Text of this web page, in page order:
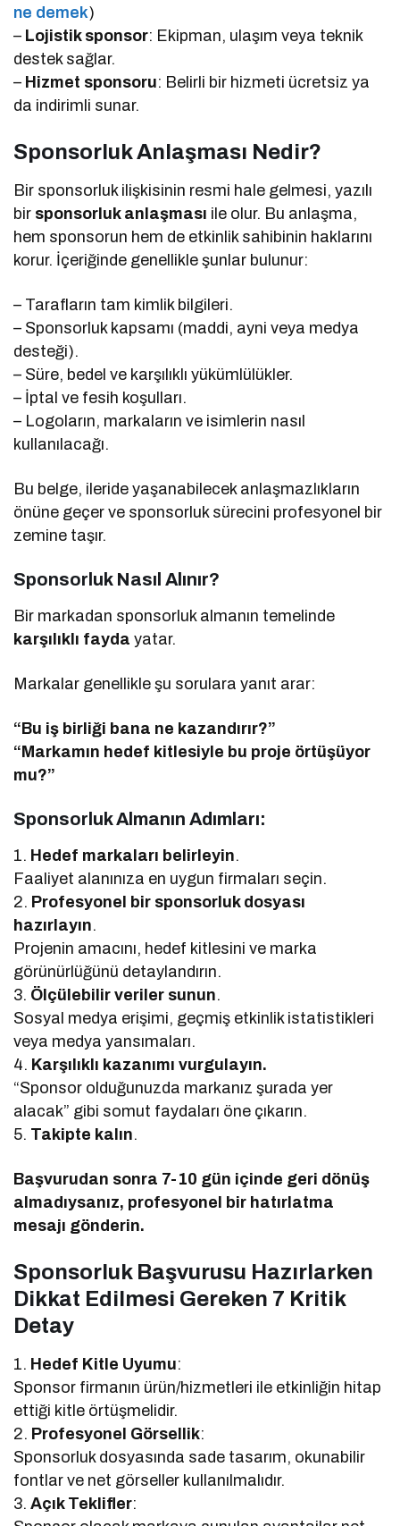
ne demek)
– Lojistik sponsor: Ekipman, ulaşım veya teknik
destek sağlar.
– Hizmet sponsoru: Belirli bir hizmeti ücretsiz ya
da indirimli sunar.
Sponsorluk Anlaşması Nedir?
Bir sponsorluk ilişkisinin resmi hale gelmesi, yazılı
bir sponsorluk anlaşması ile olur. Bu anlaşma,
hem sponsorun hem de etkinlik sahibinin haklarını
korur. İçeriğinde genellikle şunlar bulunur:
– Tarafların tam kimlik bilgileri.
– Sponsorluk kapsamı (maddi, ayni veya medya
desteği).
– Süre, bedel ve karşılıklı yükümlülükler.
– İptal ve fesih koşulları.
– Logoların, markaların ve isimlerin nasıl
kullanılacağı.
Bu belge, ileride yaşanabilecek anlaşmazlıkların
önüne geçer ve sponsorluk sürecini profesyonel bir
zemine taşır.
Sponsorluk Nasıl Alınır?
Bir markadan sponsorluk almanın temelinde
karşılıklı fayda yatar.
Markalar genellikle şu sorulara yanıt arar:
“Bu iş birliği bana ne kazandırır?”
“Markamın hedef kitlesiyle bu proje örtüşüyor
mu?”
Sponsorluk Almanın Adımları:
1. Hedef markaları belirleyin.
Faaliyet alanınıza en uygun firmaları seçin.
2. Profesyonel bir sponsorluk dosyası
hazırlayın.
Projenin amacını, hedef kitlesini ve marka
görünürlüğünü detaylandırın.
3. Ölçülebilir veriler sunun.
Sosyal medya erişimi, geçmiş etkinlik istatistikleri
veya medya yansımaları.
4. Karşılıklı kazanımı vurgulayın.
“Sponsor olduğunuzda markanız şurada yer
alacak” gibi somut faydaları öne çıkarın.
5. Takipte kalın.
Başvurudan sonra 7-10 gün içinde geri dönüş
almadıysanız, profesyonel bir hatırlatma
mesajı gönderin.
Sponsorluk Başvurusu Hazırlarken
Dikkat Edilmesi Gereken 7 Kritik
Detay
1. Hedef Kitle Uyumu:
Sponsor firmanın ürün/hizmetleri ile etkinliğin hitap
ettiği kitle örtüşmelidir.
2. Profesyonel Görsellik:
Sponsorluk dosyasında sade tasarım, okunabilir
fontlar ve net görseller kullanılmalıdır.
3.Açık Teklifler: